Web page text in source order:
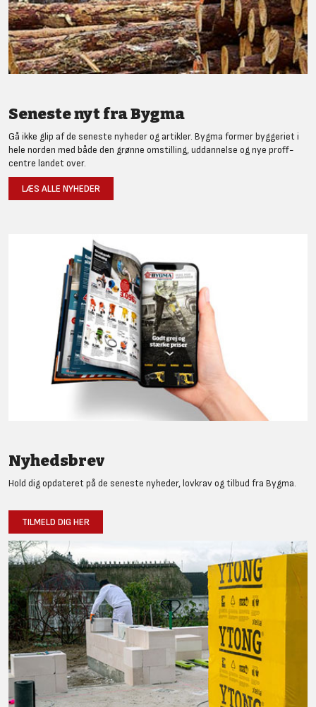
Seneste nyt fra Bygma
Gå ikke glip af de seneste nyheder og artikler. Bygma former byggeriet i
hele norden med både den grønne omstilling, uddannelse og nye proff-
centre landet over.
LÆS ALLE NYHEDER
Nyhedsbrev
Hold dig opdateret på de seneste nyheder, lovkrav og tilbud fra Bygma.
TILMELD DIG HER